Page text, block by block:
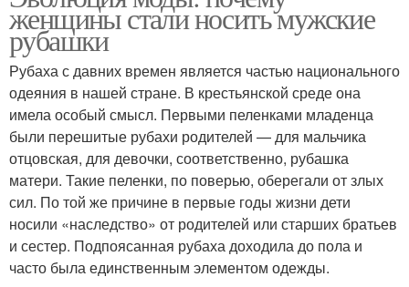
женщины стали носить мужские
рубашки
Рубаха с давних времен является частью национального
одеяния в нашей стране. В крестьянской среде она
имела особый смысл. Первыми пеленками младенца
были перешитые рубахи родителей — для мальчика
отцовская, для девочки, соответственно, рубашка
матери. Такие пеленки, по поверью, оберегали от злых
сил. По той же причине в первые годы жизни дети
носили «наследство» от родителей или старших братьев
и сестер. Подпоясанная рубаха доходила до пола и
часто была единственным элементом одежды.